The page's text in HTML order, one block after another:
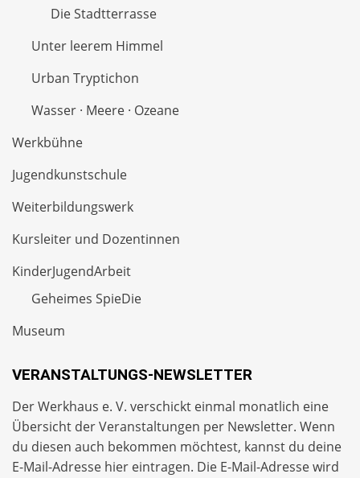
Die Stadtterrasse
Unter leerem Himmel
Urban Tryptichon
Wasser · Meere · Ozeane
Werkbühne
Jugendkunstschule
Weiterbildungswerk
Kursleiter und Dozentinnen
KinderJugendArbeit
Geheimes SpieDie
Museum
VERANSTALTUNGS-NEWSLETTER
Der Werkhaus e. V. verschickt einmal monatlich eine
Übersicht der Veranstaltungen per Newsletter. Wenn
du diesen auch bekommen möchtest, kannst du deine
E-Mail-Adresse hier eintragen. Die E-Mail-Adresse wird